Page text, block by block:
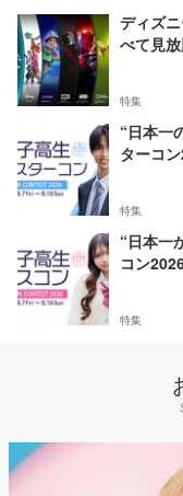
ディズ
べて見放
特集
“日本一
ターコ
特集
“日本一
コン
特集